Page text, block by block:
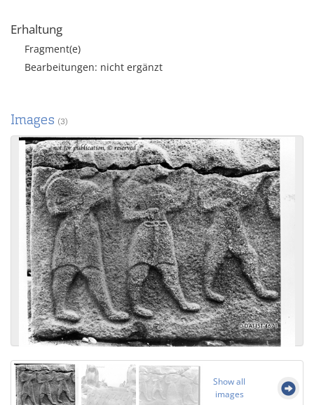
Erhaltung
Fragment(e)
Bearbeitungen: nicht ergänzt
Images (3)
Show all
images